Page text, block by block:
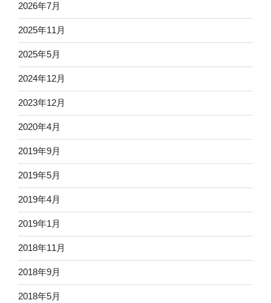
2026年7月
2025年11月
2025年5月
2024年12月
2023年12月
2020年4月
2019年9月
2019年5月
2019年4月
2019年1月
2018年11月
2018年9月
2018年5月